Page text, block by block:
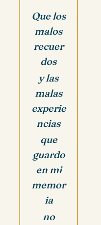
Que los
malos
recuer
dos
y las
malas
experie
ncias
que
guardo
en mi
memor
ia
no